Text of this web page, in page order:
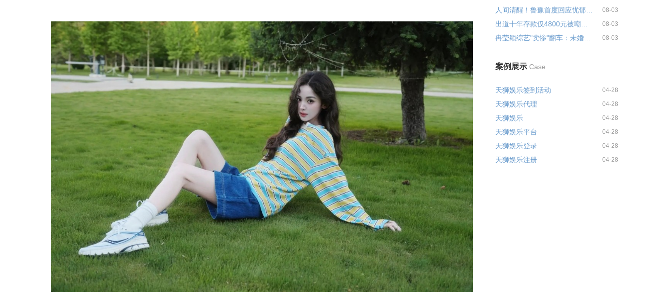
人间清醒！鲁豫首度回应忧郁症争... 08-03
08-03
冉莹颖综艺"卖惨"翻车：未婚先孕... 08-03
案例展示 Case
天狮娱乐签到活动 04-28
天狮娱乐代理 04-28
天狮娱乐 04-28
天狮娱乐平台 04-28
天狮娱乐登录 04-28
天狮娱乐注册 04-28